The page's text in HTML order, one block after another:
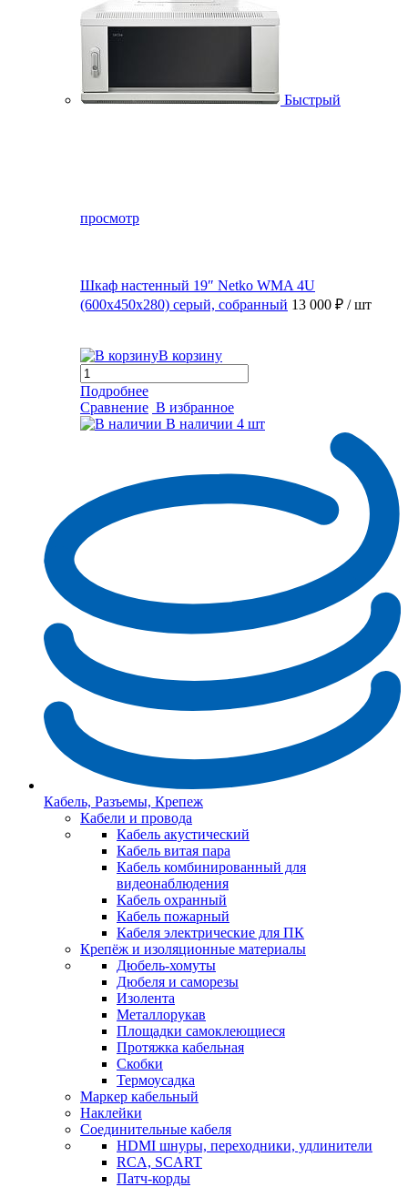
Быстрый
просмотр
Шкаф настенный 19″ Netko WMA 4U
(600x450x280) серый, собранный 13 000 ₽ / шт
В корзину
Подробнее
Сравнение В избранное
В наличии 4 шт
Кабель, Разъемы, Крепеж
Кабели и провода
Кабель акустический
Кабель витая пара
Кабель комбинированный для
видеонаблюдения
Кабель охранный
Кабель пожарный
Кабеля электрические для ПК
Крепёж и изоляционные материалы
Дюбель-хомуты
Дюбеля и саморезы
Изолента
Металлорукав
Площадки самоклеющиеся
Протяжка кабельная
Скобки
Термоусадка
Маркер кабельный
Наклейки
Соединительные кабеля
HDMI шнуры, переходники, удлинители
RCA, SCART
Патч-корды